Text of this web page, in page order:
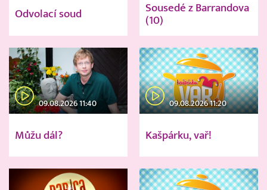
Odvolací soud
Sousedé z Barrandova
(10)
09.08.2026 11:40
Můžu dál?
09.08.2026 11:20
Kašpárku, vař!